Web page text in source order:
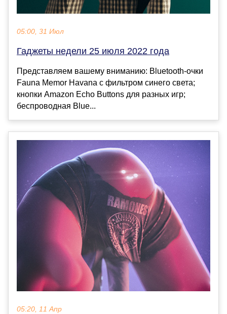
05:00, 31 Июл
Гаджеты недели 25 июля 2022 года
Представляем вашему вниманию: Bluetooth-очки
Fauna Memor Havana с фильтром синего света;
кнопки Amazon Echo Buttons для разных игр;
беспроводная Blue...
05:20, 11 Апр